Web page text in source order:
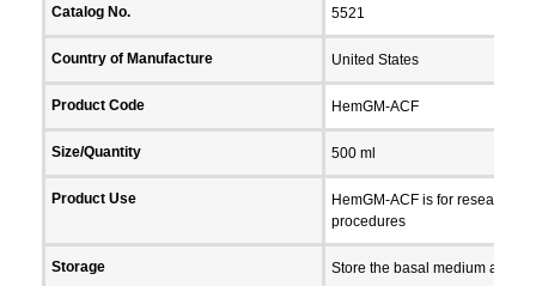
Catalog No. 5521
Country of Manufacture United States
Product Code HemGM-ACF
Size/Quantity 500 ml
Product Use
HemGM-ACF is for research
procedures
Storage Store the basal medium at